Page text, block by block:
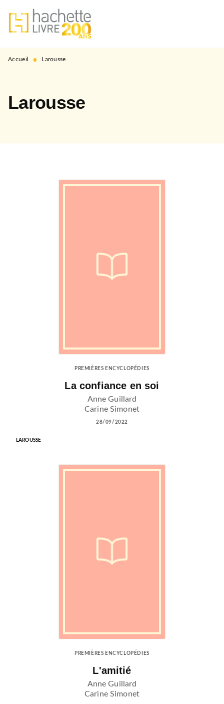
MENU RECHERCHE
PIED DE PAGE
Accueil • Larousse
Larousse
PREMIÈRES ENCYCLOPÉDIES
La confiance en soi
Anne Guillard
Carine Simonet
28/09/2022
LAROUSSE
PREMIÈRES ENCYCLOPÉDIES
L'amitié
Anne Guillard
Carine Simonet